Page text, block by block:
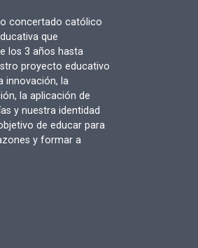
concertado católico
que
los 3 años hasta
proyecto educativo
innovación, la
la aplicación de
y nuestra identidad
de educar para
y formar a